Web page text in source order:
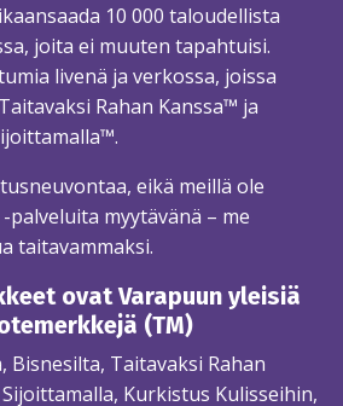
10 000 taloudellista
joita ei muuten tapahtuisi.
livenä ja verkossa, joissa
Rahan Kanssa™ ja
eikä meillä ole
myytävänä – me
taitavammaksi.
ovat Varapuun yleisiä
(TM)
Bisnesilta, Taitavaksi Rahan
Sijoittamalla, Kurkistus Kulisseihin,